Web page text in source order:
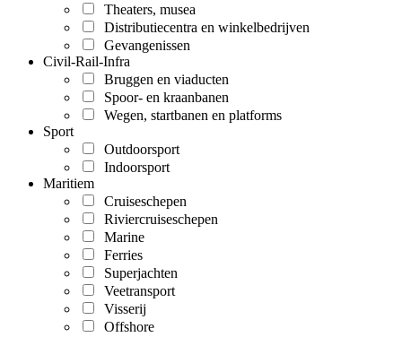
Theaters, musea
Distributiecentra en winkelbedrijven
Gevangenissen
Civil-Rail-Infra
Bruggen en viaducten
Spoor- en kraanbanen
Wegen, startbanen en platforms
Sport
Outdoorsport
Indoorsport
Maritiem
Cruiseschepen
Riviercruiseschepen
Marine
Ferries
Superjachten
Veetransport
Visserij
Offshore